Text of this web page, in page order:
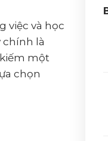
việc và học
chính là
một
chọn